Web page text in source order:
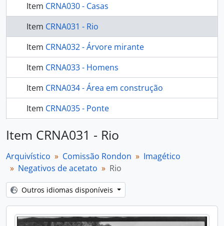
Item CRNA030 - Casas
Item CRNA031 - Rio
Item CRNA032 - Árvore mirante
Item CRNA033 - Homens
Item CRNA034 - Área em construção
Item CRNA035 - Ponte
288 mais...
Item CRNA031 - Rio
Arquivístico Comissão Rondon
Imagético
Negativos de acetato
Rio
Outros idiomas disponíveis